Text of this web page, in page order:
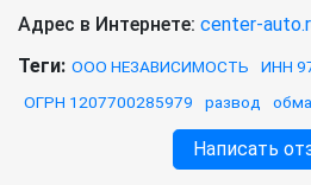
Адрес в Интернете: center-
Теги: ООО НЕЗАВИСИМОСТЬ
ИНН
ОГРН 1207700285979
развод
Написать